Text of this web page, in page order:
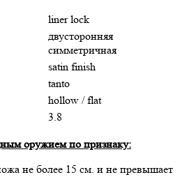
liner lock
двусторонняя
симметричная
satin finish
tanto
hollow / flat
3.8
оружием по признаку:
не более 15 cм. и не превышает